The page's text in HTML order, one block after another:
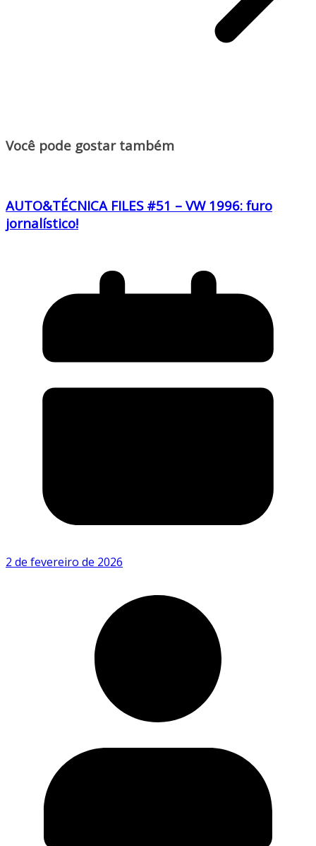
Você pode gostar também
AUTO&TÉCNICA FILES #51 – VW 1996: furo
jornalístico!
2 de fevereiro de 2026